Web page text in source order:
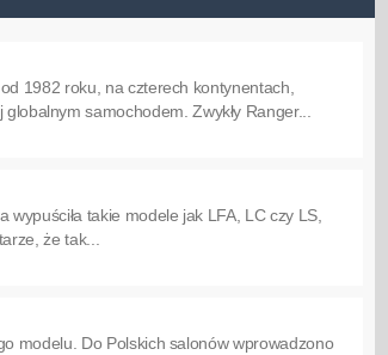
1982 roku, na czterech kontynentach,
samochodem. Zwykły Ranger...
takie modele jak LFA, LC czy LS,
że tak...
modelu. Do Polskich salonów wprowadzono